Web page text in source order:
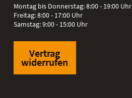
Montag bis Donnerstag: 8:00 - 19:00 Uhr
Freitag: 8:00 - 17:00 Uhr
Samstag: 9:00 - 15:00 Uhr
Vertrag
widerrufen